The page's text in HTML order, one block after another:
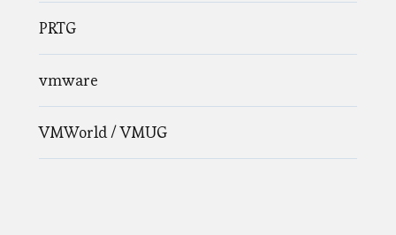
PRTG
vmware
VMWorld / VMUG